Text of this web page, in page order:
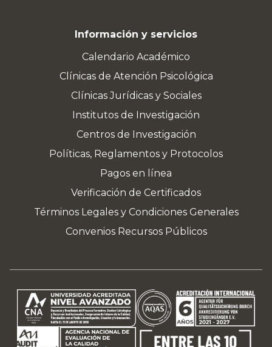
Información y servicios
Calendario Académico
Clínicas de Atención Psicológica
Clínicas Jurídicas y Sociales
Institutos de Investigación
Centros de Investigación
Políticas, Reglamentos y Protocolos
Pagos en línea
Verificación de Certificados
Términos Legales y Condiciones Generales
Convenios Recursos Públicos